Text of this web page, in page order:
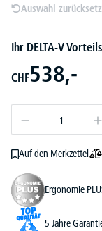
Auswahl
Ihr DELTA-V
CHF538,-
Auf den Merkzettel
Ergonomie
5 Jahre